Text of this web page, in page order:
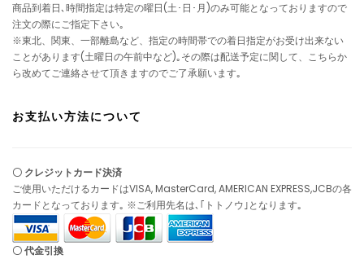
商品到着日､時間指定は特定の曜日(土･日･月)のみ可能となっておりますので
注文の際にご指定下さい｡
※東北、関東、一部離島など、指定の時間帯での着日指定がお受け出来ない
ことがあります(土曜日の午前中など)｡その際は配送予定に関して、こちらか
ら改めてご連絡させて頂きますのでご了承願います｡
お支払い方法について
〇 クレジットカード決済
ご使用いただけるカードはVISA, MasterCard, AMERICAN EXPRESS,JCBの各
カードとなっております｡ ※ご利用先名は､｢トトノウ｣となります｡
〇 代金引換